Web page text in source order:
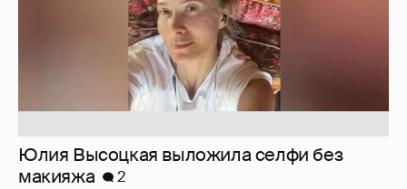
Юлия Высоцкая выложила селфи без
макияжа
2